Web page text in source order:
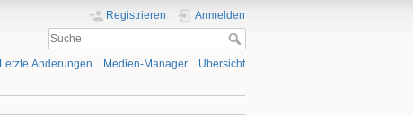
Registrieren Anmelden
Letzte Änderungen Medien-Manager Übersicht